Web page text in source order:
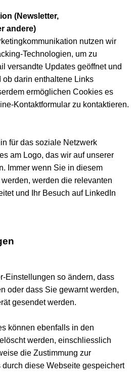
(Newsletter,
andere)
nutzen wir
Technologien, um zu
versandte Updates geöffnet und
ob darin enthaltene Links
ermöglichen Cookies es
Kontaktformular zu kontaktieren.
für das soziale Netzwerk
am Logo, das wir auf unserer
Immer wenn Sie in diesem
werden die relevanten
und Ihr Besuch auf LinkedIn
Einstellungen so ändern, dass
oder dass Sie gewarnt werden,
gesendet werden.
können ebenfalls in den
werden, einschliesslich
die Zustimmung zur
durch diese Webseite gespeichert